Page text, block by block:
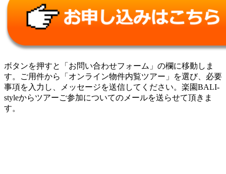
ボタンを押すと「お問い合わせフォーム」の欄に移動しま
す。ご用件から「オンライン物件内覧ツアー」を選び、必要
事項を入力し、メッセージを送信してください。楽園BALI-
styleからツアーご参加についてのメールを送らせて頂きま
す。